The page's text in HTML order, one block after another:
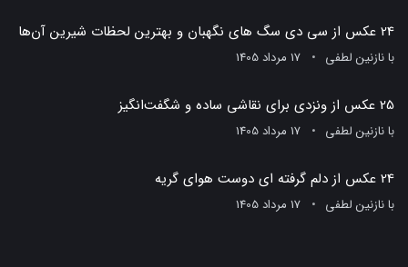
24 عکس از سی دی سگ های نگهبان و بهترین لحظات شیرین آن‌ها
بانازنین لطفی 17 مرداد 1405
25 عکس از ونزدی برای نقاشی ساده و شگفت‌انگیز
بانازنین لطفی 17 مرداد 1405
24 عکس از دلم گرفته ای دوست هوای گریه
بانازنین لطفی 17 مرداد 1405